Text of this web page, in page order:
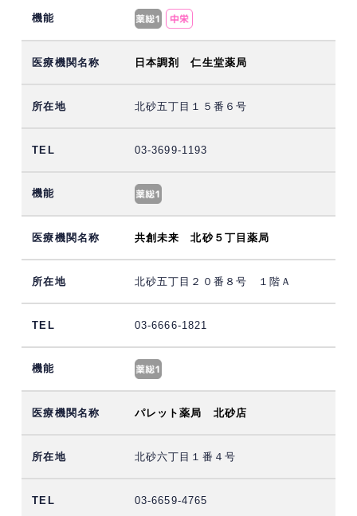
日本調剤 仁生堂薬局
北砂五丁目１５番６号
03-3699-1193
共創未来 北砂５丁目薬局
北砂五丁目２０番８号 １階Ａ
03-6666-1821
パレット薬局 北砂店
北砂六丁目１番４号
03-6659-4765